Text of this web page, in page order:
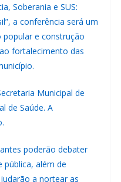
Soberania e SUS:
a conferência será um
e construção
fortalecimento das
Municipal de
de Saúde. A
poderão debater
pública, além de
a nortear as